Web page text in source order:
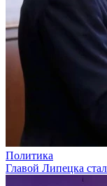
Политика
Главой Липецка